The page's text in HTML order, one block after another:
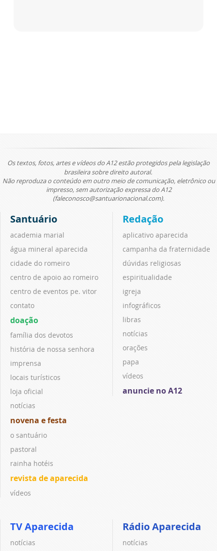
Os textos, fotos, artes e vídeos do A12 estão protegidos pela legislação
brasileira sobre direito autoral.
Não reproduza o conteúdo em outro meio de comunicação, eletrônico ou
impresso, sem autorização expressa do A12
(faleconosco@santuarionacional.com).
Santuário
academia marial
água mineral aparecida
cidade do romeiro
centro de apoio ao romeiro
centro de eventos pe. vitor
contato
doação
família dos devotos
história de nossa senhora
imprensa
locais turísticos
loja oficial
notícias
novena e festa
o santuário
pastoral
rainha hotéis
revista de aparecida
vídeos
Redação
aplicativo aparecida
campanha da fraternidade
dúvidas religiosas
espiritualidade
igreja
infográficos
libras
notícias
orações
papa
vídeos
anuncie no A12
TV Aparecida
notícias
Rádio Aparecida
notícias